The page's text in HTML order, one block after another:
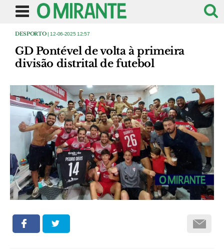
DESPORTO| 12-06-2025 12:57
GD Pontével de volta à primeira
divisão distrital de futebol